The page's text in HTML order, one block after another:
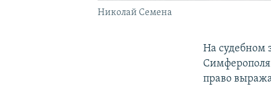
Николай Семена
На судебном
право